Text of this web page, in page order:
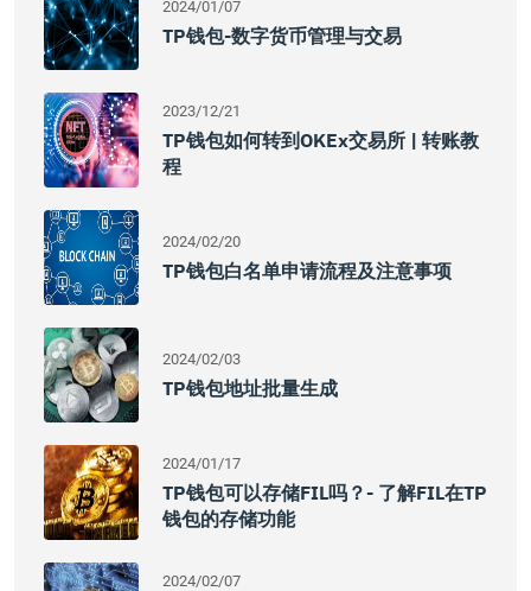
2024/01/07
TP钱包-数字货币管理与交易
2023/12/21
TP钱包如何转到OKEx交易所 | 转账教
程
2024/02/20
TP钱包白名单申请流程及注意事项
2024/02/03
TP钱包地址批量生成
2024/01/17
TP钱包可以存储FIL吗？- 了解FIL在TP
钱包的存储功能
2024/02/07